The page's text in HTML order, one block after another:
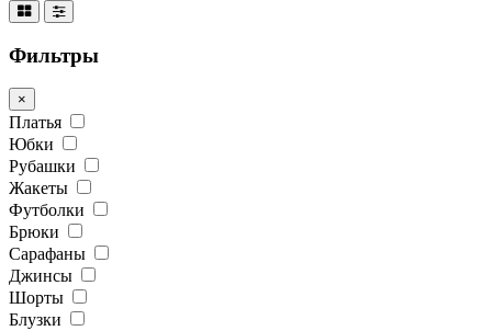
Фильтры
×
Платья
Юбки
Рубашки
Жакеты
Футболки
Брюки
Сарафаны
Джинсы
Шорты
Блузки